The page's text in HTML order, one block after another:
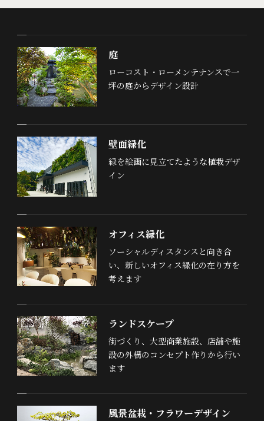
庭
ローコスト・ローメンテナンスで一
坪の庭からデザイン設計
壁面緑化
緑を絵画に見立てたような植栽デザ
イン
オフィス緑化
ソーシャルディスタンスと向き合
い、新しいオフィス緑化の在り方を
考えます
ランドスケープ
街づくり、大型商業施設、店舗や施
設の外構のコンセプト作りから行い
ます
風景盆栽・フラワーデザイン